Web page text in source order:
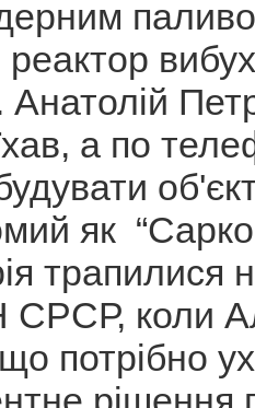
Анатолій
а по
як
трапилися
СРСР, коли
потрібно